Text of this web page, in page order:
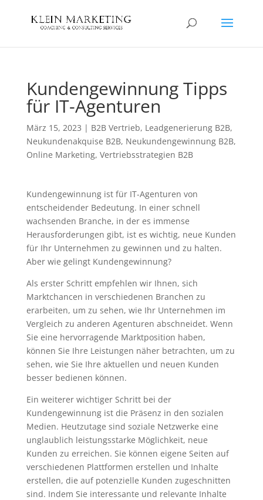
Kundengewinnung Tipps
für IT-Agenturen
März 15, 2023 | B2B Vertrieb, Leadgenerierung B2B,
Neukundenakquise B2B, Neukundengewinnung B2B,
Online Marketing, Vertriebsstrategien B2B
Kundengewinnung ist für IT-Agenturen von
entscheidender Bedeutung. In einer schnell
wachsenden Branche, in der es immense
Herausforderungen gibt, ist es wichtig, neue Kunden
für Ihr Unternehmen zu gewinnen und zu halten.
Aber wie gelingt Kundengewinnung?
Als erster Schritt empfehlen wir Ihnen, sich
Marktchancen in verschiedenen Branchen zu
erarbeiten, um zu sehen, wie Ihr Unternehmen im
Vergleich zu anderen Agenturen abschneidet. Wenn
Sie eine hervorragende Marktposition haben,
können Sie Ihre Leistungen näher betrachten, um zu
sehen, wie Sie Ihre aktuellen und neuen Kunden
besser bedienen können.
Ein weiterer wichtiger Schritt bei der
Kundengewinnung ist die Präsenz in den sozialen
Medien. Heutzutage sind soziale Netzwerke eine
unglaublich leistungsstarke Möglichkeit, neue
Kunden zu erreichen. Sie können eigene Seiten auf
verschiedenen Plattformen erstellen und Inhalte
erstellen, die auf potenzielle Kunden zugeschnitten
sind. Indem Sie interessante und relevante Inhalte